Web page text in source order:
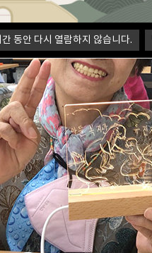
간 동안 다시 열람하지 않습니다.